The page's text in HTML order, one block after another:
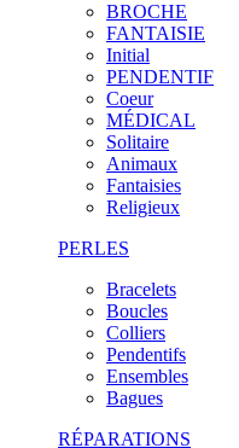
BROCHE
FANTAISIE
Initial
PENDENTIF
Coeur
MÉDICAL
Solitaire
Animaux
Fantaisies
Religieux
PERLES
Bracelets
Boucles
Colliers
Pendentifs
Ensembles
Bagues
RÉPARATIONS